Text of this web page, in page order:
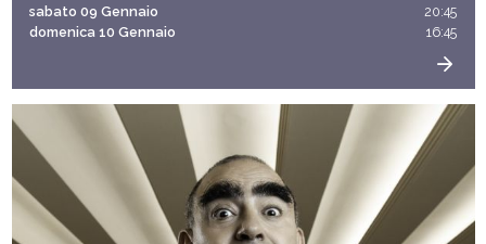
sabato 09 Gennaio
20:45
domenica 10 Gennaio
16:45